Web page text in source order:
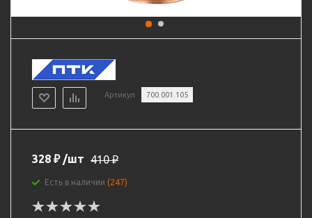
Артикул 700.001.105
328 ₽ /шт 410₽
Есть в наличии (247)